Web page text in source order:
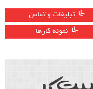
تبلیغات و تماس
نمونه کارها